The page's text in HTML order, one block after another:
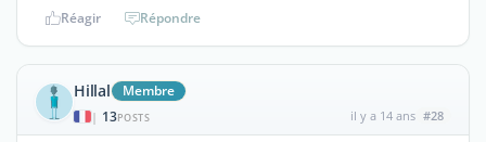
Réagir Répondre
Hillal Membre
| 13POSTS il y a 14 ans #28